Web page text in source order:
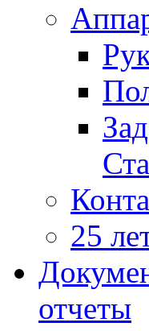
25
отчеты